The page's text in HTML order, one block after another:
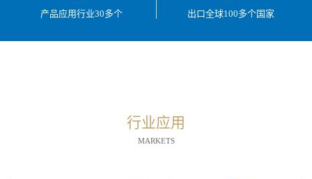
产品应用行业30多个 出口全球100多个国家
行业应用
MARKETS